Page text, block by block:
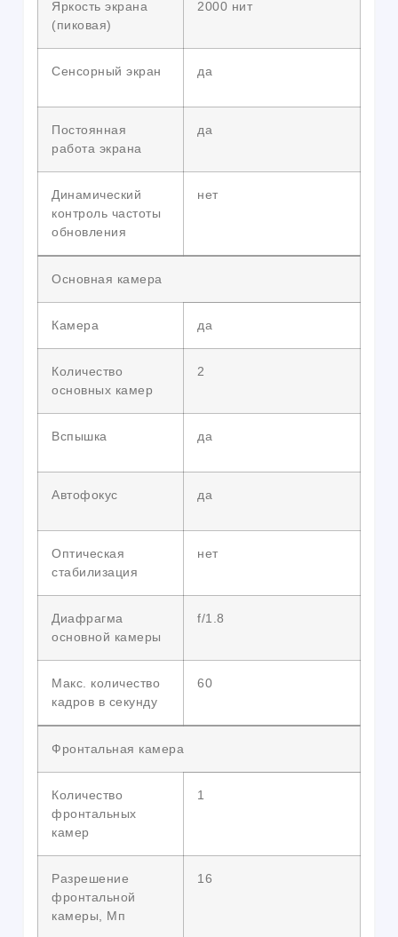
Яркость экрана
(пиковая)
2000 нит
Сенсорный экран да
Постоянная
работа экрана
да
Динамический
контроль частоты
обновления
нет
Основная камера
Камера да
Количество
основных камер
2
Вспышка да
Автофокус да
Оптическая
стабилизация
нет
Диафрагма
основной камеры
f/1.8
Макс. количество
кадров в секунду
60
Фронтальная камера
Количество
фронтальных
камер
1
Разрешение
фронтальной
камеры, Мп
16